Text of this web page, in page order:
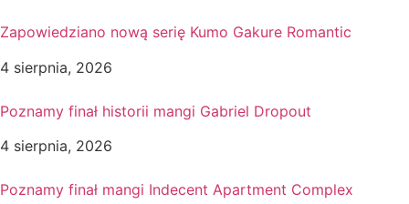
Zapowiedziano nową serię Kumo Gakure Romantic
4 sierpnia, 2026
Poznamy finał historii mangi Gabriel Dropout
4 sierpnia, 2026
Poznamy finał mangi Indecent Apartment Complex